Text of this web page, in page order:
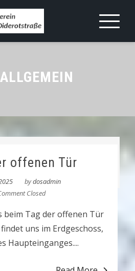
ALLGEMEIN
offenen Tür
bydosadmin
Closed
beim Tag der offenen Tür
uns im Erdgeschoss,
Haupteinganges....